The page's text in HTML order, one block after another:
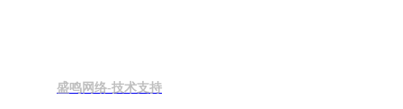
盛鸣网络-技术支持